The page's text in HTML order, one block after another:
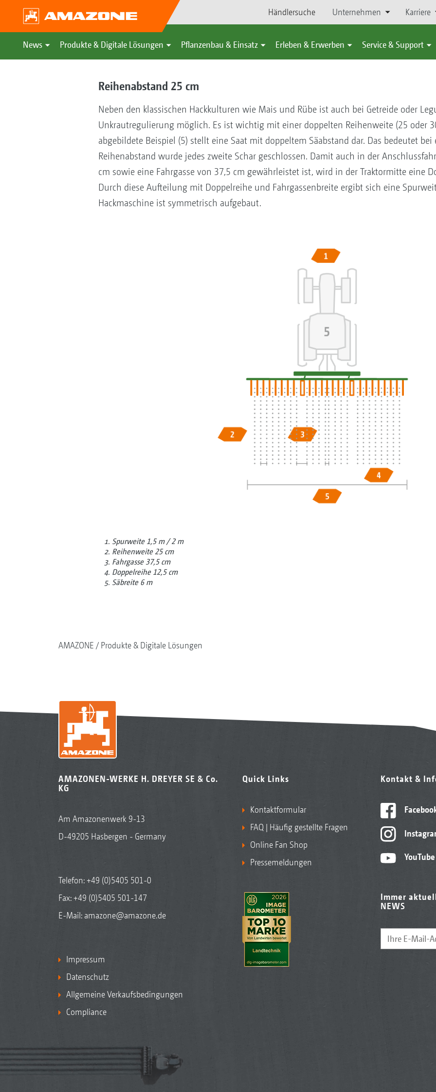
Händlersuche Unternehmen Karriere
News Produkte & Digitale Lösungen Pflanzenbau & Einsatz Erleben & Erwerben Service & Support
Reihenabstand 25 cm
Neben den klassischen Hackkulturen wie Mais und Rübe ist auch bei Getreide oder
Unkrautregulierung möglich. Es ist wichtig mit einer doppelten Reihenweite (25 oder
abgebildete Beispiel (5) stellt eine Saat mit doppeltem Säabstand dar. Das bedeutet
Reihenabstand wurde jedes zweite Schar geschlossen. Damit auch in der
cm sowie eine Fahrgasse von 37,5 cm gewährleistet ist, wird in der Traktormitte eine
Durch diese Aufteilung mit Doppelreihe und Fahrgassenbreite ergibt sich eine
Hackmaschine ist symmetrisch aufgebaut.
Spurweite 1,5 m / 2 m
Reihenweite 25 cm
Fahrgasse 37,5 cm
Doppelreihe 12,5 cm
Säbreite 6 m
AMAZONE Produkte & Digitale Lösungen
AMAZONEN-WERKE H. DREYER SE & Co.
KG
Am Amazonenwerk 9-13
D-49205 Hasbergen - Germany
Telefon:+49 (0)5405 501-0
Fax: +49 (0)5405 501-147
E-Mail: amazone@amazone.de
Impressum
Datenschutz
Allgemeine Verkaufsbedingungen
Compliance
Quick Links
Kontaktformular
FAQ | Häufig gestellte Fragen
Online Fan Shop
Pressemeldungen
Kontakt &
YouTube
Immer
NEWS